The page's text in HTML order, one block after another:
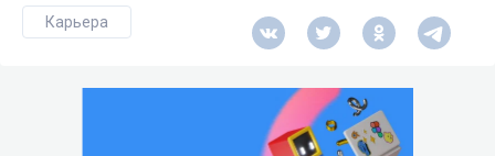
Карьера